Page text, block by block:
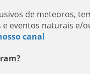
de meteoros,
eventos naturais e/
canal